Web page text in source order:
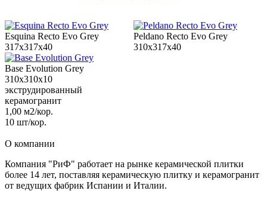
Esquina Recto Evo Grey
317x317x40
Peldano Recto Evo Grey
310x317x40
Base Evolution Grey
310x310x10
экструдированный
керамогранит
1,00 м2/кор.
10 шт/кор.
О компании
Компания "РиФ" работает на рынке керамической плитки
более 14 лет, поставляя керамическую плитку и керамогранит
от ведущих фабрик Испании и Италии.